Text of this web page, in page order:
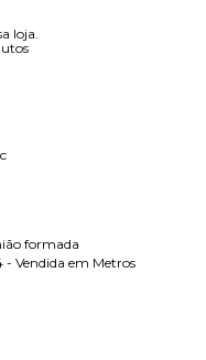
loja.
formada
Vendida em Metros